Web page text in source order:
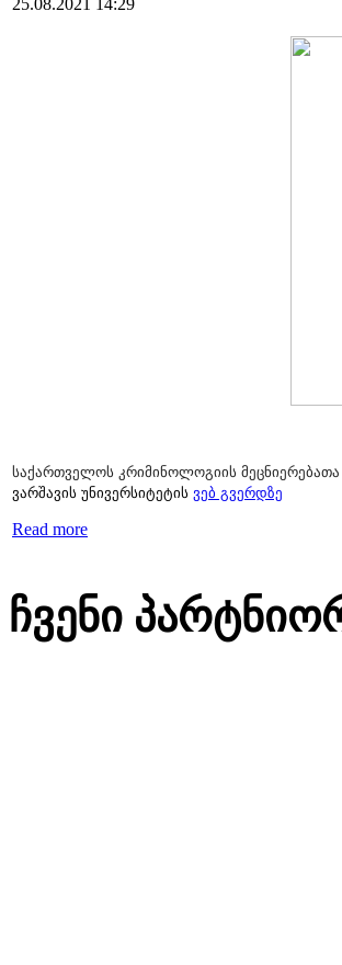
საქართველოს კრიმინოლოგიის
ვარშავის უნივერსიტეტის ვებ გვერდზე
Read more
ჩვენი